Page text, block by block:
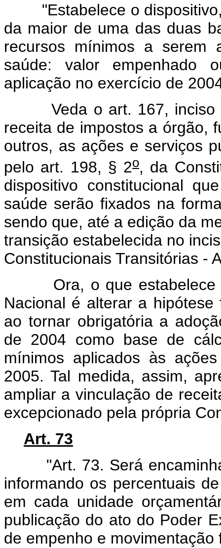
"Estabelece o dispositivo,
da maior de uma das duas
recursos mínimos a serem
saúde: valor empenhado
aplicação no exercício de
Veda o art. 167, inciso
receita de impostos a órgão,
outros, as ações e serviços
pelo art. 198, § 2o, da
dispositivo constitucional
saúde serão fixados na
sendo que, até a edição da
transição estabelecida no
Constitucionais Transitórias -
Ora, o que estabelece o
Nacional é alterar a
ao tornar obrigatória a
de 2004 como base de
mínimos aplicados às
2005. Tal medida, assim,
ampliar a vinculação de
excepcionado pela própria
Art. 73
"Art. 73. Será
informando os percentuais
em cada unidade
publicação do ato do Poder
de empenho e movimentação